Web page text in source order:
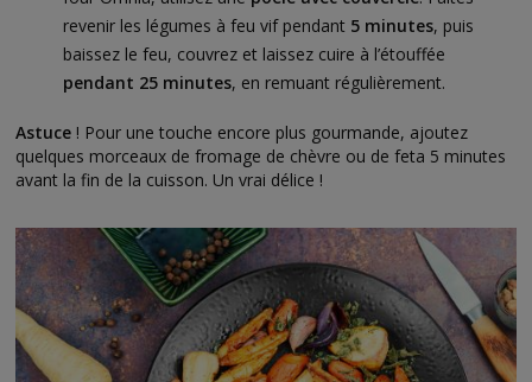
revenir les légumes à feu vif pendant 5 minutes, puis
baissez le feu, couvrez et laissez cuire à l’étouffée
pendant 25 minutes, en remuant régulièrement.
Astuce ! Pour une touche encore plus gourmande, ajoutez
quelques morceaux de fromage de chèvre ou de feta 5 minutes
avant la fin de la cuisson. Un vrai délice !